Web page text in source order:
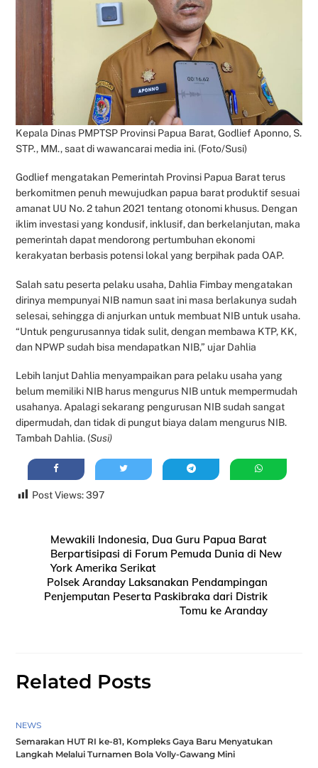
Kepala Dinas PMPTSP Provinsi Papua Barat, Godlief Aponno, S.
STP., MM., saat di wawancarai media ini. (Foto/Susi)
Godlief mengatakan Pemerintah Provinsi Papua Barat terus
berkomitmen penuh mewujudkan papua barat produktif sesuai
amanat UU No. 2 tahun 2021 tentang otonomi khusus. Dengan
iklim investasi yang kondusif, inklusif, dan berkelanjutan, maka
pemerintah dapat mendorong pertumbuhan ekonomi
kerakyatan berbasis potensi lokal yang berpihak pada OAP.
Salah satu peserta pelaku usaha, Dahlia Fimbay mengatakan
dirinya mempunyai NIB namun saat ini masa berlakunya sudah
selesai, sehingga di anjurkan untuk membuat NIB untuk usaha.
“Untuk pengurusannya tidak sulit, dengan membawa KTP, KK,
dan NPWP sudah bisa mendapatkan NIB,” ujar Dahlia
Lebih lanjut Dahlia menyampaikan para pelaku usaha yang
belum memiliki NIB harus mengurus NIB untuk mempermudah
usahanya. Apalagi sekarang pengurusan NIB sudah sangat
dipermudah, dan tidak di pungut biaya dalam mengurus NIB.
Tambah Dahlia. (Susi)
Post Views: 397
Mewakili Indonesia, Dua Guru Papua Barat
Berpartisipasi di Forum Pemuda Dunia di New
York Amerika Serikat
Polsek Aranday Laksanakan Pendampingan
Penjemputan Peserta Paskibraka dari Distrik
Tomu ke Aranday
Related Posts
NEWS
Semarakan HUT RI ke-81, Kompleks Gaya Baru Menyatukan
Langkah Melalui Turnamen Bola Volly-Gawang Mini